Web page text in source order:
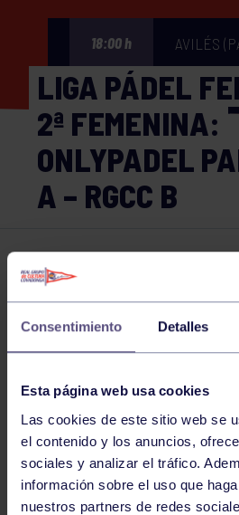
Consentimiento Detalles
Esta página web usa cookies
Las cookies de este sitio web se
el contenido y los anuncios,
sociales y analizar el tráfico.
información sobre el uso que
nuestros partners de redes
18:00 h AVILÉS
LIGA PÁDEL
2ª FEMENINA:
ONLYPADEL
A – RGCC B
Comparte
NOTICIAS